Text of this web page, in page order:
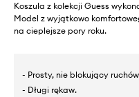
Koszula z kolekcji Guess
Model z wyjątkowo
na cieplejsze pory roku.
- Prosty, nie blokujący
- Długi rękaw.